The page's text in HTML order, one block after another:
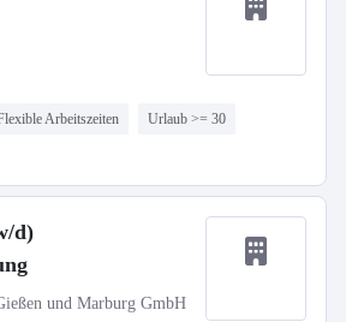
Arbeitszeiten Urlaub >= 30
d)
und Marburg GmbH